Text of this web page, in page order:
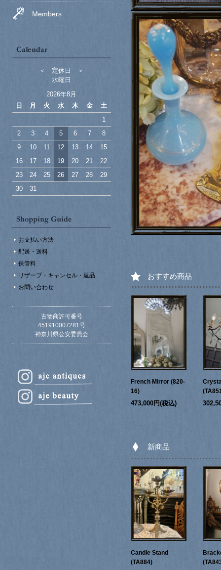
Members
＜ 定休日 ＞
水曜日
2026年8月
日
月 火 水 木 金
土
1
2
3 4 5 6 7
8
9
10 11 12 13 14
15
16
17 18 19 20 21
22
23
24 25 26 27 28
29
30
31
お支払い方法
配送・送料
保管料
リザーブ・キャンセル・返品
お問い合わせ
古物商許可番号
451910007281号
神奈川県公安委員会
おすすめ商品
French Mirror (820-
16)
473,000円(税込)
新商品
Candle Stand
(TA884)